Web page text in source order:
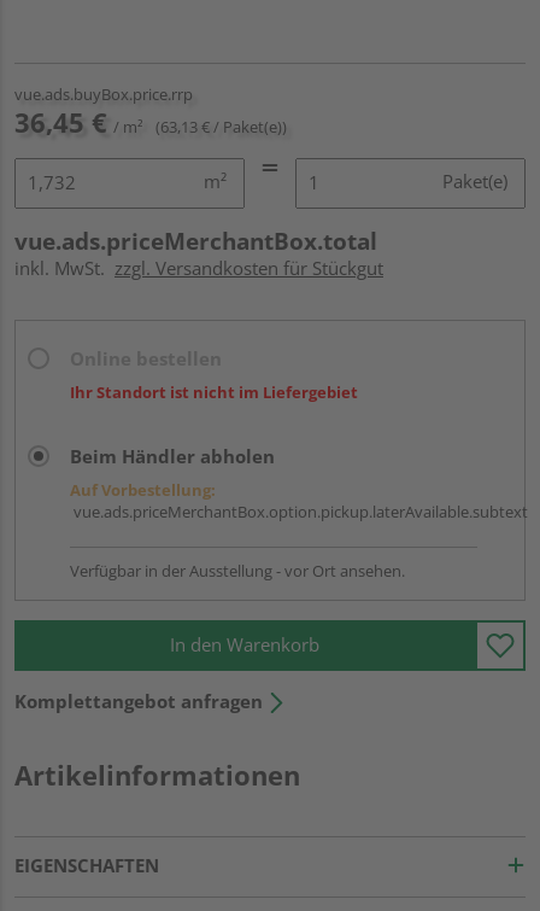
vue.ads.buyBox.price.rrp
36,45 € / m² (63,13 € / Paket(e))
m² Paket(e)
vue.ads.priceMerchantBox.total
inkl. MwSt. zzgl. Versandkosten für Stückgut
Ihr Standort ist nicht im Liefergebiet
Beim Händler abholen
Auf Vorbestellung:
vue.ads.priceMerchantBox.option.pickup.laterAvailable.subtext
Verfügbar in der Ausstellung - vor Ort ansehen.
In den Warenkorb
Komplettangebot anfragen
Artikelinformationen
EIGENSCHAFTEN